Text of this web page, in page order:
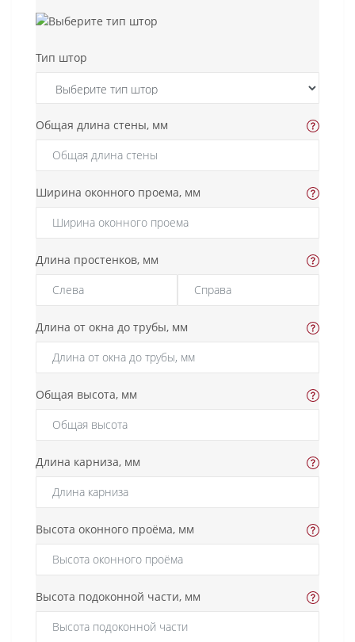
Тип штор
Общая длина стены, мм
Ширина оконного проема, мм
Длина простенков, мм
Длина от окна до трубы, мм
Общая высота, мм
Длина карниза, мм
Высота оконного проёма, мм
Высота подоконной части, мм